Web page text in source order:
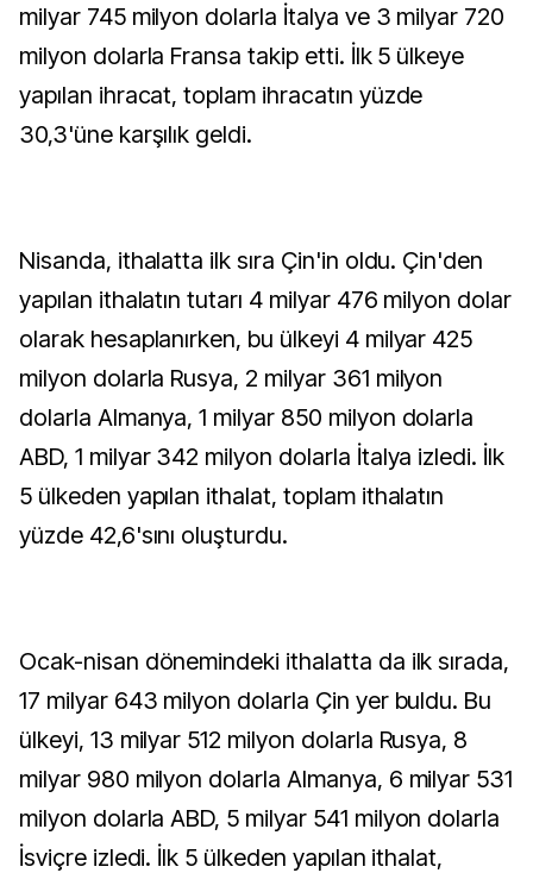
milyar 745 milyon dolarla İtalya ve 3 milyar 720
milyon dolarla Fransa takip etti. İlk 5 ülkeye
yapılan ihracat, toplam ihracatın yüzde
30,3'üne karşılık geldi.
Nisanda, ithalatta ilk sıra Çin'in oldu. Çin'den
yapılan ithalatın tutarı 4 milyar 476 milyon dolar
olarak hesaplanırken, bu ülkeyi 4 milyar 425
milyon dolarla Rusya, 2 milyar 361 milyon
dolarla Almanya, 1 milyar 850 milyon dolarla
ABD, 1 milyar 342 milyon dolarla İtalya izledi. İlk
5 ülkeden yapılan ithalat, toplam ithalatın
yüzde 42,6'sını oluşturdu.
Ocak-nisan dönemindeki ithalatta da ilk sırada,
17 milyar 643 milyon dolarla Çin yer buldu. Bu
ülkeyi, 13 milyar 512 milyon dolarla Rusya, 8
milyar 980 milyon dolarla Almanya, 6 milyar 531
milyon dolarla ABD, 5 milyar 541 milyon dolarla
İsviçre izledi. İlk 5 ülkeden yapılan ithalat,